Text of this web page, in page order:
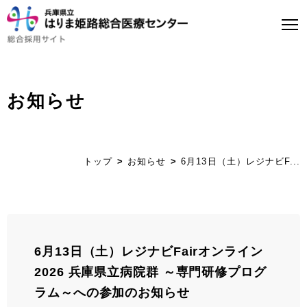
はり姫について
看護師募集について
ストーリー
お知らせ
トップ お知らせ 6月13日（土）レジナビF...
6月13日（土）レジナビFairオンライン
2026 兵庫県立病院群 ～専門研修プログ
ラム～への参加のお知らせ